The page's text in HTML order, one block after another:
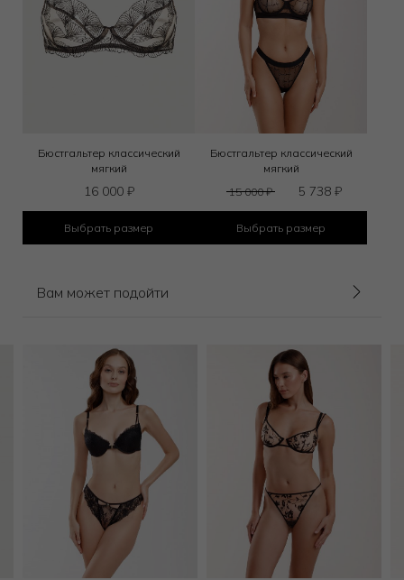
Бюстгальтер классический
мягкий
16 000 ₽
Выбрать размер
Бюстгальтер классический
мягкий
15 000₽ 5 738₽
Выбрать размер
Вам может подойти